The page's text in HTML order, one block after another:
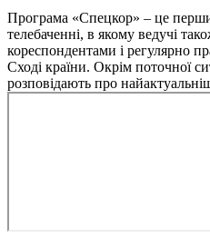
Програма «Спецкор» – це
телебаченні, в якому ведучі
кореспондентами і регулярно
Сході країни. Окрім поточної
розповідають про